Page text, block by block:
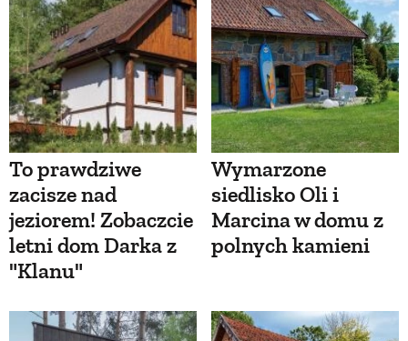
To prawdziwe
zacisze nad
jeziorem! Zobaczcie
letni dom Darka z
"Klanu"
Wymarzone
siedlisko Oli i
Marcina w domu z
polnych kamieni